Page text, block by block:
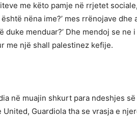
me këto pamje në rrjetet
nëna ime?’ mes rrënojave dhe
duke menduar?’ Dhe mendoj se ne
me një shall palestinez kefije.
në muajin shkurt para ndeshjes
Guardiola tha se vrasja e